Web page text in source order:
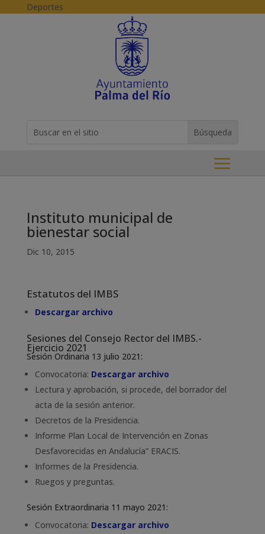
Skip to content
Deportes
for...
Instituto municipal de
bienestar social
Dic 10, 2015
Estatutos del IMBS
Descargar archivo
Sesiones del Consejo Rector del IMBS.-
Ejercicio 2021
Sesión Ordinaria 13 julio 2021:
Convocatoria: Descargar archivo
Lectura y aprobación, si procede, del borrador del
acta de la sesión anterior.
Decretos de la Presidencia.
Informe Plan Local de Intervención en Zonas
Desfavorecidas en Andalucía” ERACIS.
Informes de la Presidencia.
Ruegos y preguntas.
Sesión Extraordinaria 11 mayo 2021:
Convocatoria: Descargar archivo